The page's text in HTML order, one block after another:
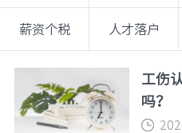
薪资个税 人才落户
工伤
吗？